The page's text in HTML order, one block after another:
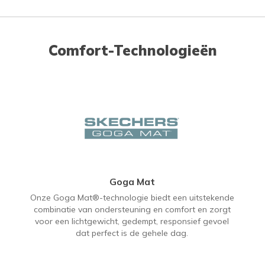
Comfort-Technologieën
Goga Mat
Onze Goga Mat®-technologie biedt een uitstekende
combinatie van ondersteuning en comfort en zorgt
voor een lichtgewicht, gedempt, responsief gevoel
dat perfect is de gehele dag.